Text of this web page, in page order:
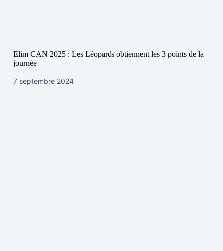
Elim CAN 2025 : Les Léopards obtiennent les 3 points de la
journée
7 septembre 2024